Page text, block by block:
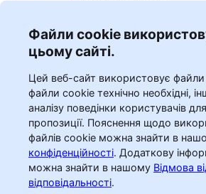
Файли cookie
цьому сайті.
Цей веб-сайт використовує файли
файли cookie технічно необхідні,
аналізу поведінки користувачів
пропозиції. Пояснення щодо
файлів cookie можна знайти в
конфіденційності. Додаткову
можна знайти в нашому Відмова
відповідальності.